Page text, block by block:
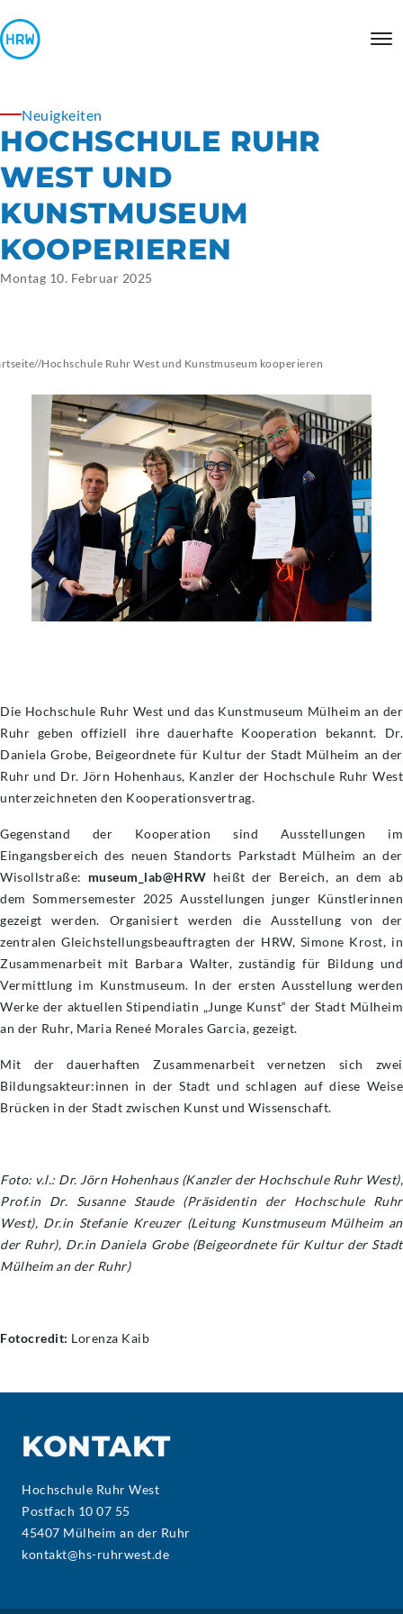
Neuigkeiten
HOCHSCHULE RUHR
WEST UND
KUNSTMUSEUM
KOOPERIEREN
Montag 10. Februar 2025
//Hochschule Ruhr West und Kunstmuseum kooperieren
Die Hochschule Ruhr West und das Kunstmuseum Mülheim an der
Ruhr geben offiziell ihre dauerhafte Kooperation bekannt. Dr.
Daniela Grobe, Beigeordnete für Kultur der Stadt Mülheim an der
Ruhr und Dr. Jörn Hohenhaus, Kanzler der Hochschule Ruhr West
unterzeichneten den Kooperationsvertrag.
Gegenstand der Kooperation sind Ausstellungen im
Eingangsbereich des neuen Standorts Parkstadt Mülheim an der
Wisollstraße: museum_lab@HRW heißt der Bereich, an dem ab
dem Sommersemester 2025 Ausstellungen junger Künstlerinnen
gezeigt werden. Organisiert werden die Ausstellung von der
zentralen Gleichstellungsbeauftragten der HRW, Simone Krost, in
Zusammenarbeit mit Barbara Walter, zuständig für Bildung und
Vermittlung im Kunstmuseum. In der ersten Ausstellung werden
Werke der aktuellen Stipendiatin „Junge Kunst“ der Stadt Mülheim
an der Ruhr, Maria Reneé Morales Garcia, gezeigt.
Mit der dauerhaften Zusammenarbeit vernetzen sich zwei
Bildungsakteur:innen in der Stadt und schlagen auf diese Weise
Brücken in der Stadt zwischen Kunst und Wissenschaft.
Foto: v.l.: Dr. Jörn Hohenhaus (Kanzler der Hochschule Ruhr West),
Prof.in Dr. Susanne Staude (Präsidentin der Hochschule Ruhr
West), Dr.in Stefanie Kreuzer (Leitung Kunstmuseum Mülheim an
der Ruhr), Dr.in Daniela Grobe (Beigeordnete für Kultur der Stadt
Mülheim an der Ruhr)
Fotocredit: Lorenza Kaib
KONTAKT
Hochschule Ruhr West
Postfach 10 07 55
45407 Mülheim an der Ruhr
kontakt@hs-ruhrwest.de